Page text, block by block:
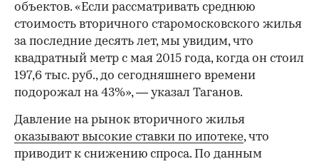
объектов. «Если рассматривать среднюю
стоимость вторичного старомосковского жилья
за последние десять лет, мы увидим, что
квадратный метр с мая 2015 года, когда он стоил
197,6 тыс. руб., до сегодняшнего времени
подорожал на 43%», — указал Таганов.
Давление на рынок вторичного жилья
оказывают высокие ставки по ипотеке, что
приводит к снижению спроса. По данным